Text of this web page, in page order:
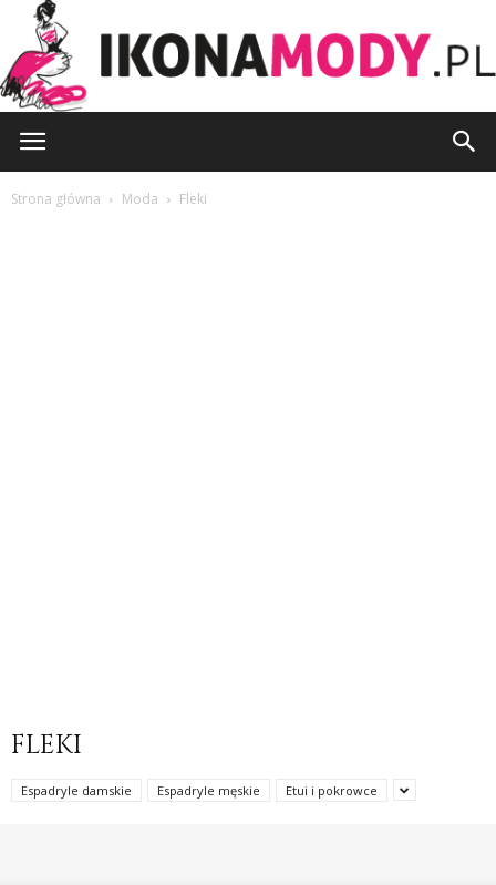
Strona główna Moda Fleki
FLEKI
Espadryle damskie Espadryle męskie Etui i pokrowce